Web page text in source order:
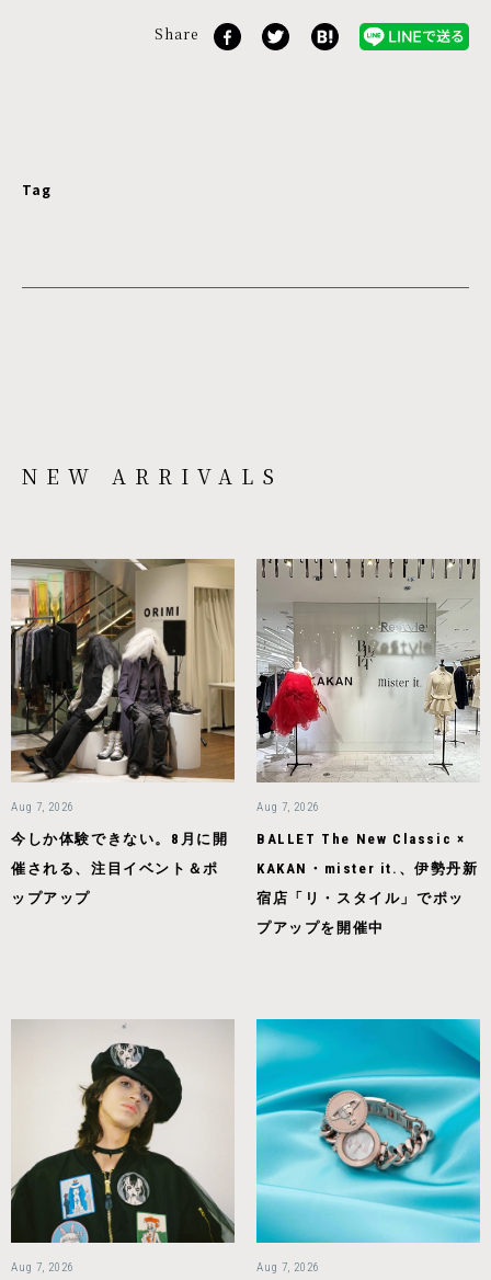
Share
Tag
NEW ARRIVALS
Aug 7, 2026
今しか体験できない。8月に開
催される、注目イベント＆ポ
ップアップ
Aug 7, 2026
BALLET The New Classic ×
KAKAN・mister it.、伊勢丹新
宿店「リ・スタイル」でポッ
プアップを開催中
Aug 7, 2026 Aug 7, 2026